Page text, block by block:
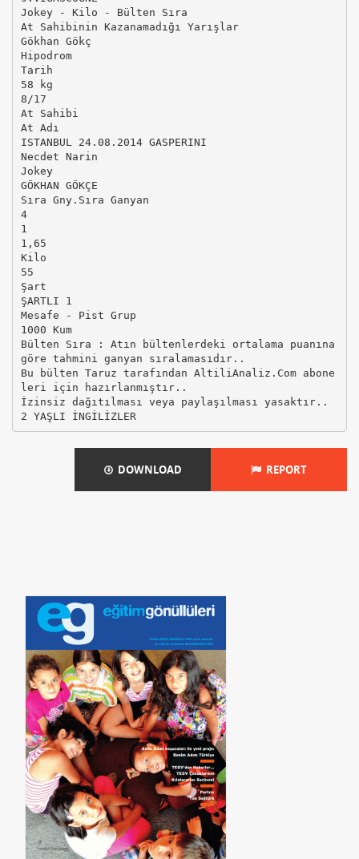
Jokey - Kilo - Bülten Sıra
At Sahibinin Kazanamadığı Yarışlar
Gökhan Gökç
Hipodrom
Tarih
58 kg
8/17
At Sahibi
At Adı
ISTANBUL 24.08.2014 GASPERINI
Necdet Narin
Jokey
GÖKHAN GÖKÇE
Sıra Gny.Sıra Ganyan
4
1
1,65
Kilo
55
Şart
ŞARTLI 1
Mesafe - Pist Grup
1000 Kum
Bülten Sıra : Atın bültenlerdeki ortalama puanına
göre tahmini ganyan sıralamasıdır..
Bu bülten Taruz tarafından AltiliAnaliz.Com abone
leri için hazırlanmıştır..
İzinsiz dağıtılması veya paylaşılması yasaktır..
DOWNLOAD REPORT